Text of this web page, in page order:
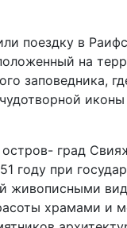
поездку в
на
заповедника,
иконы
град
году при
живописными
храмами и